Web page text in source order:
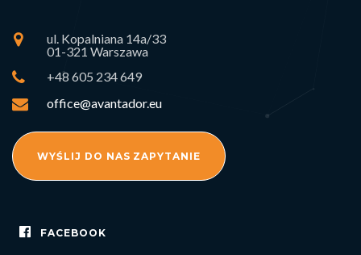
ul. Kopalniana 14a/33
01-321 Warszawa
+48 605 234 649
office@avantador.eu
WYŚLIJ DO NAS ZAPYTANIE
FACEBOOK